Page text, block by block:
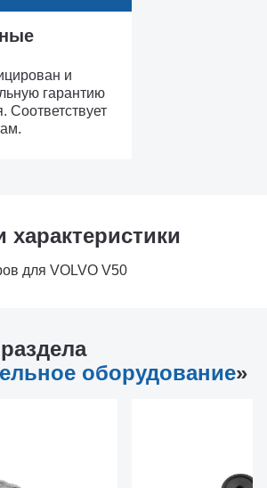
и
гарантию
Соответствует
для VOLVO V50
оборудование»